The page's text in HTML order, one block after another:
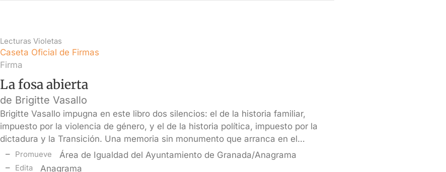
Lecturas Violetas
Caseta Oficial de Firmas
Firma
La fosa abierta
de Brigitte Vasallo
Brigitte Vasallo impugna en este libro dos silencios: el de la historia familiar,
impuesto por la violencia de género, y el de la historia política, impuesto por la
dictadura y la Transición. Una memoria sin monumento que arranca en el…
Promueve Área de Igualdad del Ayuntamiento de Granada/Anagrama
Edita Anagrama